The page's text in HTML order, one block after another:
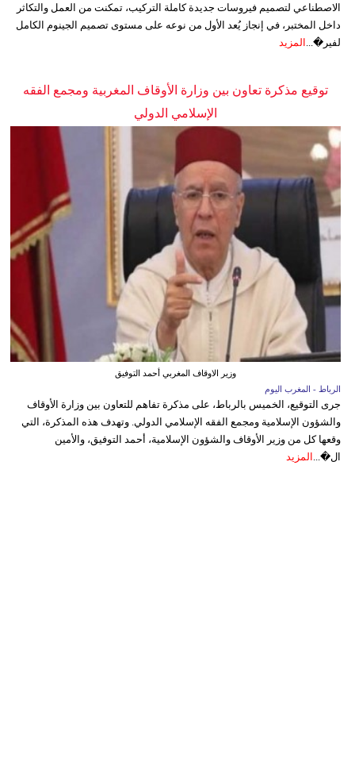
الاصطناعي لتصميم فيروسات جديدة كاملة التركيب، تمكنت من العمل والتكاثر
داخل المختبر، في إنجاز يُعد الأول من نوعه على مستوى تصميم الجينوم الكامل
لفير�... المزيد
توقيع مذكرة تعاون بين وزارة الأوقاف المغربية ومجمع الفقه
الإسلامي الدولي
وزير الاوقاف المغربي أحمد التوفيق
الرباط - المغرب اليوم
جرى التوقيع، الخميس بالرباط، على مذكرة تفاهم للتعاون بين وزارة الأوقاف
والشؤون الإسلامية ومجمع الفقه الإسلامي الدولي. وتهدف هذه المذكرة، التي
وقعها كل من وزير الأوقاف والشؤون الإسلامية، أحمد التوفيق، والأمين
ال�... المزيد